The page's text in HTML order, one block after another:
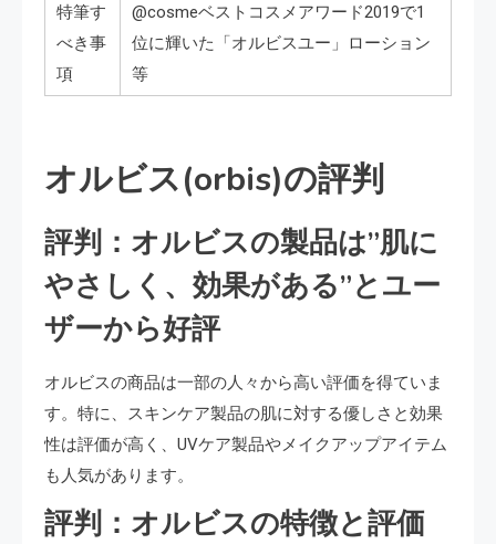
特筆す
べき事
項
@cosmeベストコスメアワード2019で1
位に輝いた「オルビスユー」ローション
等
オルビス(orbis)の評判
評判：オルビスの製品は”肌に
やさしく、効果がある”とユー
ザーから好評
オルビスの商品は一部の人々から高い評価を得ていま
す。特に、スキンケア製品の肌に対する優しさと効果
性は評価が高く、UVケア製品やメイクアップアイテム
も人気があります。
評判：オルビスの特徴と評価